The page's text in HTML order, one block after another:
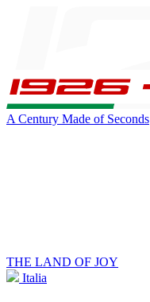
A Century Made of Seconds
THE LAND OF JOY
Italia